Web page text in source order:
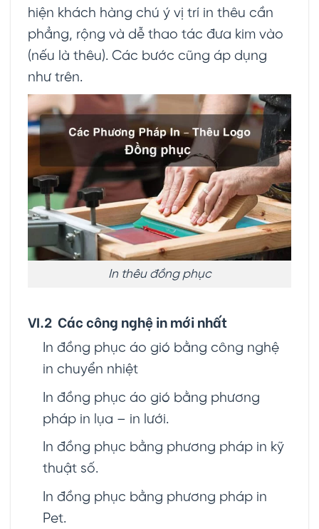
hiện khách hàng chú ý vị trí in thêu cần
phẳng, rộng và dễ thao tác đưa kim vào
(nếu là thêu). Các bước cũng áp dụng
như trên.
In thêu đồng phục
VI.2 Các công nghệ in mới nhất
In đồng phục áo gió bằng công nghệ
in chuyển nhiệt
In đồng phục áo gió bằng phương
pháp in lụa – in lưới.
In đồng phục bằng phương pháp in kỹ
thuật số.
In đồng phục bằng phương pháp in
Pet.